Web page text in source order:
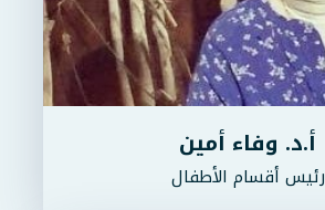
أ.د. وفاء أمين
رئيس أقسام الأطفال